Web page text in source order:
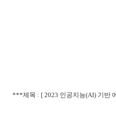
***제목 : [ 2023 인공지능(AI) 기반